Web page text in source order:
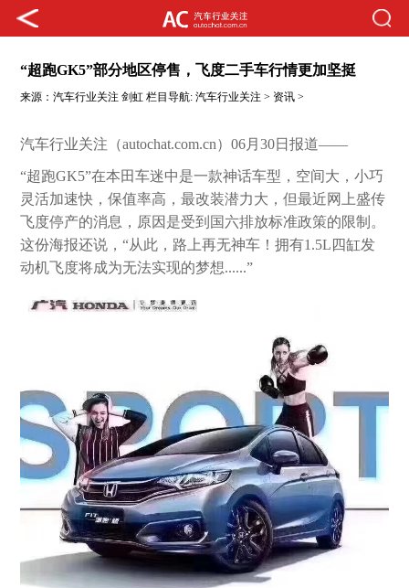
“超跑GK5”部分地区停售，飞度二手车行情更加坚挺
来源：汽车行业关注 剑虹 栏目导航:汽车行业关注 > 资讯 >
汽车行业关注（autochat.com.cn）06月30日报道——
“超跑GK5”在本田车迷中是一款神话车型，空间大，小巧
灵活加速快，保值率高，最改装潜力大，但最近网上盛传
飞度停产的消息，原因是受到国六排放标准政策的限制。
这份海报还说，“从此，路上再无神车！拥有1.5L四缸发
动机飞度将成为无法实现的梦想......”